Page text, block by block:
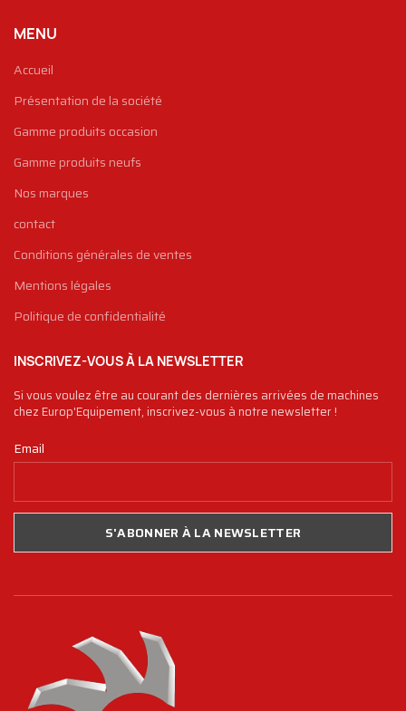
MENU
Accueil
Présentation de la société
Gamme produits occasion
Gamme produits neufs
Nos marques
contact
Conditions générales de ventes
Mentions légales
Politique de confidentialité
INSCRIVEZ-VOUS À LA NEWSLETTER
Si vous voulez être au courant des dernières arrivées de machines
chez Europ'Equipement, inscrivez-vous à notre newsletter !
Email